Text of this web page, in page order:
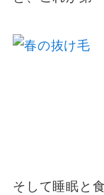
そして睡眠と